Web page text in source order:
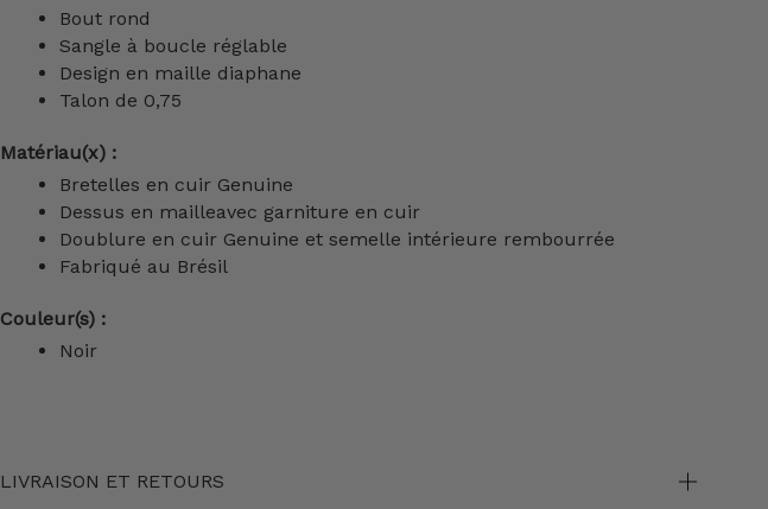
Bout rond
Sangle à boucle réglable
Design en maille diaphane
Talon de 0,75
Matériau(x) :
Bretelles en cuir Genuine
Dessus en mailleavec garniture en cuir
Doublure en cuir Genuine et semelle intérieure rembourrée
Fabriqué au Brésil
Couleur(s) :
Noir
LIVRAISON ET RETOURS